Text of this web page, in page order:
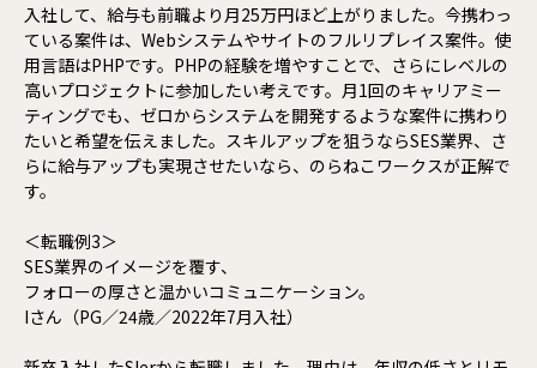
入社して、給与も前職より月25万円ほど上がりました。今携わっ
ている案件は、Webシステムやサイトのフルリプレイス案件。使
用言語はPHPです。PHPの経験を増やすことで、さらにレベルの
高いプロジェクトに参加したい考えです。月1回のキャリアミー
ティングでも、ゼロからシステムを開発するような案件に携わり
たいと希望を伝えました。スキルアップを狙うならSES業界、さ
らに給与アップも実現させたいなら、のらねこワークスが正解で
す。
＜転職例3＞
SES業界のイメージを覆す、
フォローの厚さと温かいコミュニケーション。
Iさん（PG／24歳／2022年7月入社）